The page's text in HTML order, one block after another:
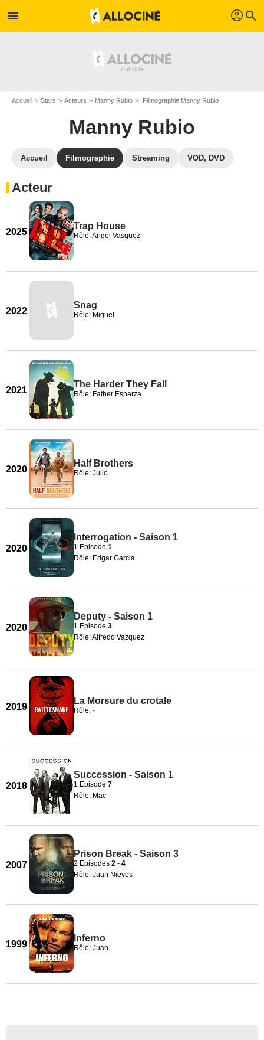
menu profil search
Accueil Stars Acteurs Manny Rubio Filmographie Manny Rubio
Manny Rubio
Accueil Filmographie Streaming VOD, DVD
Acteur
2025
Trap House
Rôle: Angel Vasquez
2022
Snag
Rôle: Miguel
2021
The Harder They Fall
Rôle: Father Esparza
2020
Half Brothers
Rôle: Julio
2020
Interrogation - Saison 1
1 Episode 1
Rôle: Edgar Garcia
2020
Deputy - Saison 1
1 Episode 3
Rôle: Alfredo Vazquez
2019
La Morsure du crotale
Rôle: -
2018
Succession - Saison 1
1 Episode 7
Rôle: Mac
2007
Prison Break - Saison 3
2 Episodes 2 - 4
Rôle: Juan Nieves
1999
Inferno
Rôle: Juan